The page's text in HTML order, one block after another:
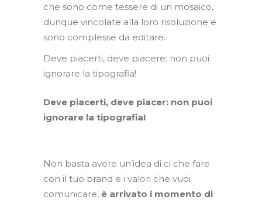
che sono come tessere di un mosaico,
dunque vincolate alla loro risoluzione e
sono complesse da editare.
Deve piacerti, deve piacere: non puoi
ignorare la tipografia!
Deve piacerti, deve piacer: non puoi
ignorare la tipografia!
Non basta avere un’idea di ci che fare
con il tuo brand e i valori che vuoi
comunicare, è arrivato i momento di